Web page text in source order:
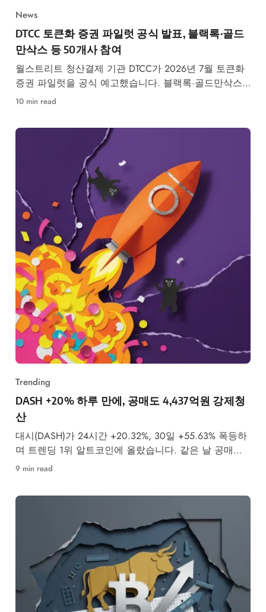
News
DTCC 토큰화 증권 파일럿 공식 발표, 블랙록·골드
만삭스 등 50개사 참여
월스트리트 청산결제 기관 DTCC가 2026년 7월 토큰화
증권 파일럿을 공식 예고했습니다. 블랙록·골드만삭스
등 50개사 참여, RWA 시장 구조 변화가 본격화됩니다.
10 min read
Trending
DASH +20% 하루 만에, 공매도 4,437억원 강제청
산
대시(DASH)가 24시간 +20.32%, 30일 +55.63% 폭등하
며 트렌딩 1위 알트코인에 올랐습니다. 같은 날 공매도
투자자 4,437억원이 강제청산됐습니다.
9 min read